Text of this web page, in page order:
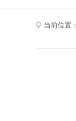
当前位置：